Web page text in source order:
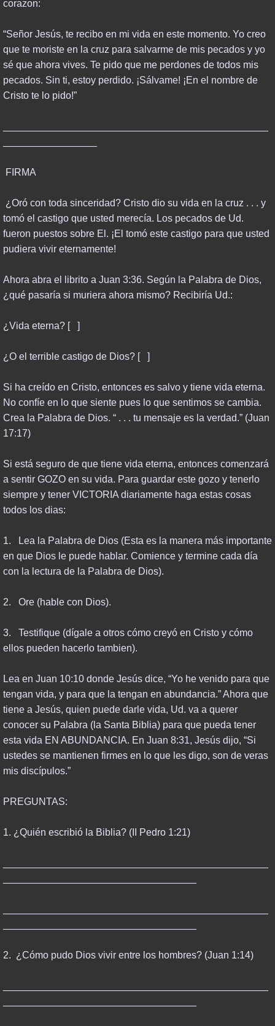
corazon:
“Señor Jesús, te recibo en mi vida en este momento. Yo creo
que te moriste en la cruz para salvarme de mis pecados y yo
sé que ahora vives. Te pido que me perdones de todos mis
pecados. Sin ti, estoy perdido. ¡Sálvame! ¡En el nombre de
Cristo te lo pido!”
FIRMA
¿Oró con toda sinceridad? Cristo dio su vida en la cruz . . . y
tomó el castigo que usted merecía. Los pecados de Ud.
fueron puestos sobre El. ¡El tomó este castigo para que usted
pudiera vivir eternamente!
Ahora abra el librito a Juan 3:36. Según la Palabra de Dios,
¿qué pasaría si muriera ahora mismo? Recibiría Ud.:
¿Vida eterna? [ ]
¿O el terrible castigo de Dios? [ ]
Si ha creído en Cristo, entonces es salvo y tiene vida eterna.
No confíe en lo que siente pues lo que sentimos se cambia.
Crea la Palabra de Dios. “ . . . tu mensaje es la verdad.” (Juan
17:17)
Si está seguro de que tiene vida eterna, entonces comenzará
a sentir GOZO en su vida. Para guardar este gozo y tenerlo
siempre y tener VICTORIA diariamente haga estas cosas
todos los dias:
1. Lea la Palabra de Dios (Esta es la manera más importante
en que Dios le puede hablar. Comience y termine cada día
con la lectura de la Palabra de Dios).
2. Ore (hable con Dios).
3. Testifique (dígale a otros cómo creyó en Cristo y cómo
ellos pueden hacerlo tambien).
Lea en Juan 10:10 donde Jesús dice, “Yo he venido para que
tengan vida, y para que la tengan en abundancia.” Ahora que
tiene a Jesús, quien puede darle vida, Ud. va a querer
conocer su Palabra (la Santa Biblia) para que pueda tener
esta vida EN ABUNDANCIA. En Juan 8:31, Jesús dijo, “Si
ustedes se mantienen firmes en lo que les digo, son de veras
mis discípulos.”
PREGUNTAS:
1. ¿Quién escribió la Biblia? (II Pedro 1:21)
2. ¿Cómo pudo Dios vivir entre los hombres? (Juan 1:14)